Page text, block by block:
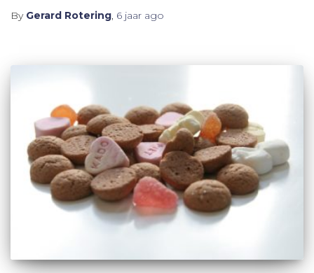
By Gerard Rotering, 6 jaar ago